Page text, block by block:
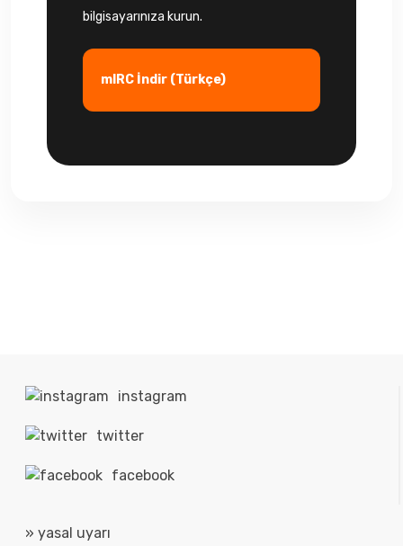
bilgisayarınıza kurun.
mIRC İndir (Türkçe)
instagram
twitter
facebook
» yasal uyarı